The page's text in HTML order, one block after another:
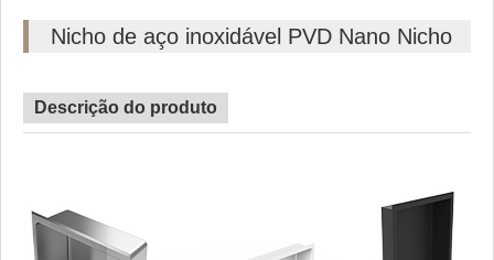
Nicho de aço inoxidável PVD Nano Nicho
Descrição do produto